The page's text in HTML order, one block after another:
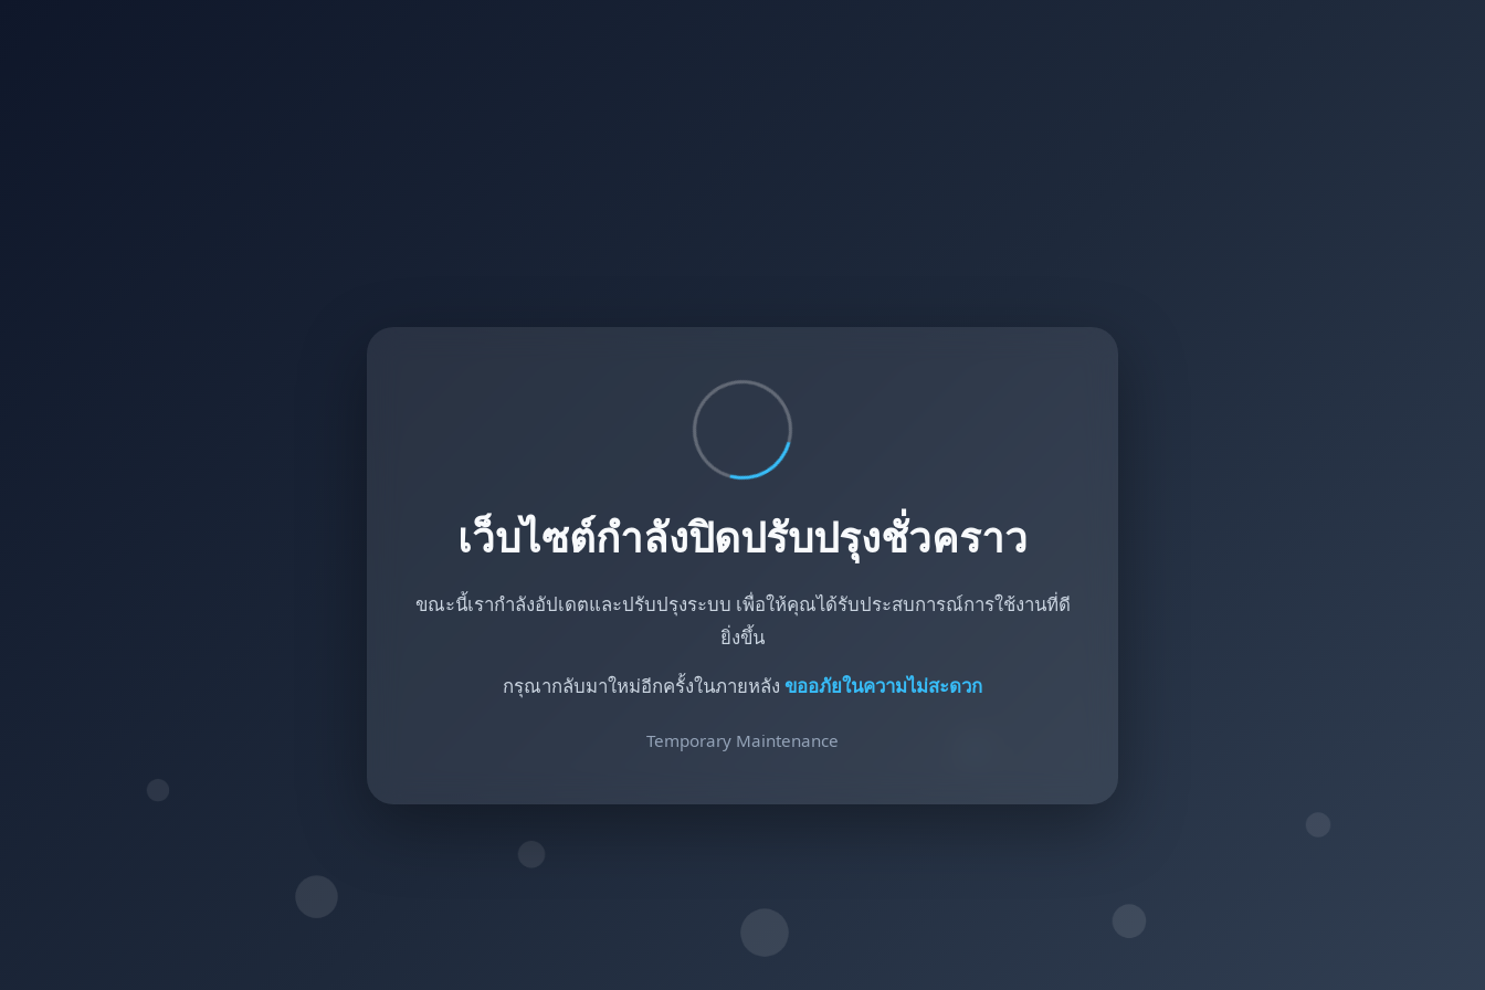
เว็บไซต์กำลังปิดปรับปรุงชั่วคราว
ขณะนี้เรากำลังอัปเดตและปรับปรุงระบบ เพื่อให้คุณได้รับประสบการณ์การใช้งานที่ดี
ยิ่งขึ้น
กรุณากลับมาใหม่อีกครั้งในภายหลัง ขออภัยในความไม่สะดวก
Temporary Maintenance